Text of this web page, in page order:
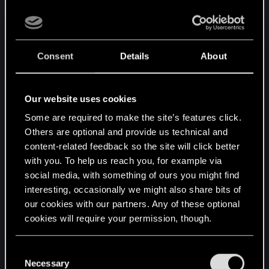
Consent Details About
Our website uses cookies
Some are required to make the site’s features click.
Others are optional and provide us technical and
content-related feedback so the site will click better
with you. To help us reach you, for example via
social media, with something of ours you might find
interesting, occasionally we might also share bits of
our cookies with our partners. Any of these optional
cookies will require your permission, though.
and tweak your preferences regarding them in the
Necessary
Events, Sammlungen, euren Kreationen, Tattoos.
Alles ist willkommen.
Wir suchen dann einige Gäste aus und melden
uns per Mail bis zum 15. August 2022 mit den
Eure Daten werden nur intern genutzt und nach
der Veranstaltung selbstverständlich gelöscht.
Bitte berücksichtigt, dass ihr nur mit einer
Bestätigungsmail von uns Zugang zum Event
bekommt. Gruppenanmeldungen sind nicht
möglich - auch wenn wir eure Wünsche natürlich
so gut wie möglich berücksichtigen werden. Ihr
könnt euch gerne einzeln anmelden und uns